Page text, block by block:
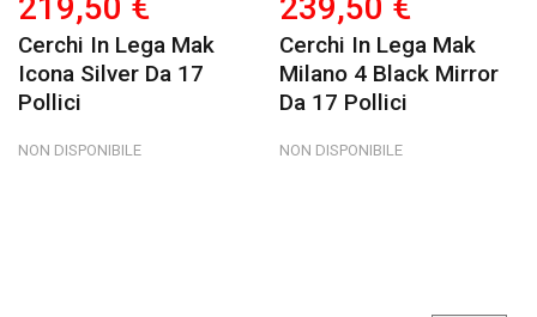
Cerchi In Lega Mak
Icona Silver Da 17
Pollici
NON DISPONIBILE
Cerchi In Lega Mak
Milano 4 Black Mirror
Da 17 Pollici
NON DISPONIBILE